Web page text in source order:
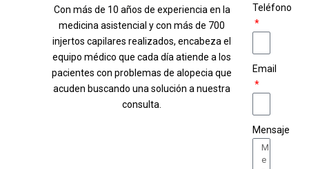
Con más de 10 años de experiencia en la
medicina asistencial y con más de 700
injertos capilares realizados, encabeza el
equipo médico que cada día atiende a los
pacientes con problemas de alopecia que
acuden buscando una solución a nuestra
consulta.
Teléfono
Email
Mensaje